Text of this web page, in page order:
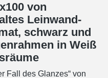
von
Leinwand-
schwarz und
in Weiß
Fall des Glanzes“ von